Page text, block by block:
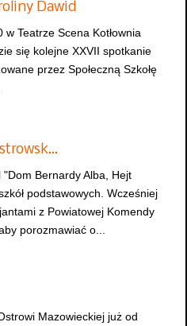
Dawid
Teatrze Scena Kotłownia
się kolejne XXVII spotkanie
przez Społeczną Szkołę
"Dom Bernardy Alba, Hejt
podstawowych. Wcześniej
z Powiatowej Komendy
porozmawiać o...
Mazowieckiej już od